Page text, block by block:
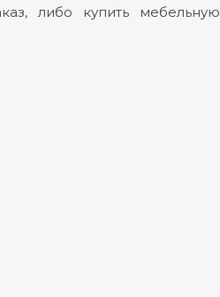
либо купить мебельную